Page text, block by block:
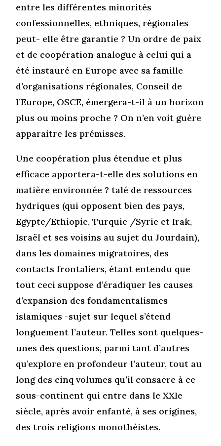
entre les différentes minorités
confessionnelles, ethniques, régionales
peut- elle être garantie ? Un ordre de paix
et de coopération analogue à celui qui a
été instauré en Europe avec sa famille
d’organisations régionales, Conseil de
l’Europe, OSCE, émergera-t-il à un horizon
plus ou moins proche ? On n’en voit guère
apparaitre les prémisses.
Une coopération plus étendue et plus
efficace apportera-t-elle des solutions en
matière environnée ? talé de ressources
hydriques (qui opposent bien des pays,
Egypte/Ethiopie, Turquie /Syrie et Irak,
Israël et ses voisins au sujet du Jourdain),
dans les domaines migratoires, des
contacts frontaliers, étant entendu que
tout ceci suppose d’éradiquer les causes
d’expansion des fondamentalismes
islamiques -sujet sur lequel s’étend
longuement l’auteur. Telles sont quelques-
unes des questions, parmi tant d’autres
qu’explore en profondeur l’auteur, tout au
long des cinq volumes qu’il consacre à ce
sous-continent qui entre dans le XXIe
siècle, après avoir enfanté, à ses origines,
des trois religions monothéistes.